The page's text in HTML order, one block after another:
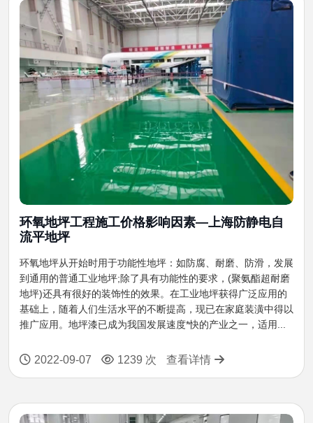
环氧地坪工程施工价格影响因素—上海防静电自
流平地坪
环氧地坪从开始时用于功能性地坪：如防腐、耐磨、防滑，发展
到通用的普通工业地坪;除了具有功能性的要求，(聚氨酯超耐磨
地坪)还具有很好的装饰性的效果。在工业地坪获得广泛应用的
基础上，随着人们生活水平的不断提高，现已在家庭装潢中得以
推广应用。地坪漆已成为我国发展速度*快的产业之一，适用...
2022-09-07 1239 次 查看详情